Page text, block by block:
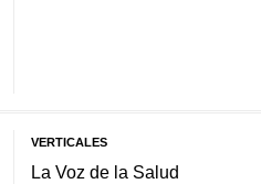
VERTICALES
La Voz de la Salud